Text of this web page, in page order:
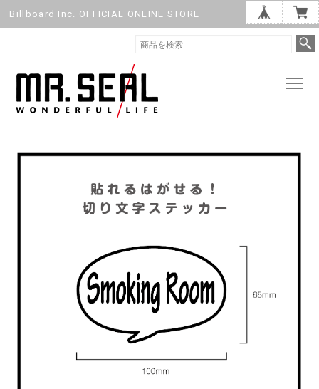
Billboard Inc. OFFICIAL ONLINE STORE